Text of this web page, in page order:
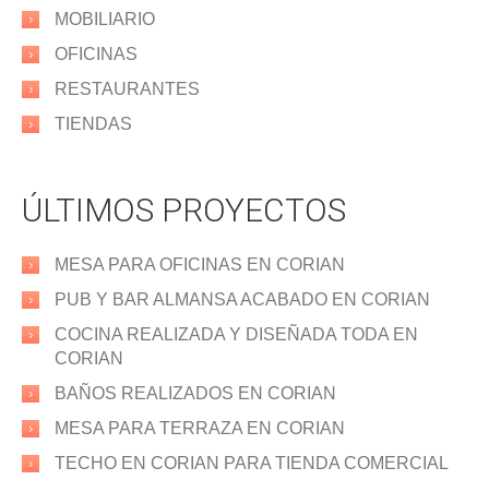
MOBILIARIO
OFICINAS
RESTAURANTES
TIENDAS
ÚLTIMOS PROYECTOS
MESA PARA OFICINAS EN CORIAN
PUB Y BAR ALMANSA ACABADO EN CORIAN
COCINA REALIZADA Y DISEÑADA TODA EN
CORIAN
BAÑOS REALIZADOS EN CORIAN
MESA PARA TERRAZA EN CORIAN
TECHO EN CORIAN PARA TIENDA COMERCIAL